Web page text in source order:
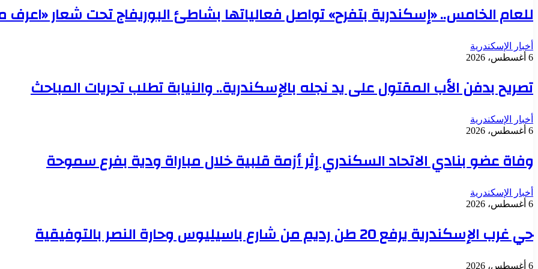
للعام الخامس.. «إسكندرية بتفرح» تواصل فعالياتها بشاطئ البوريفاج تحت شعار
أخبار الإسكندرية
6 أغسطس، 2026
تصريح بدفن الأب المقتول على يد نجله بالإسكندرية.. والنيابة تطلب تحريات المباحث
أخبار الإسكندرية
6 أغسطس، 2026
وفاة عضو بنادي الاتحاد السكندري إثر أزمة قلبية خلال مباراة ودية بفرع سموحة
أخبار الإسكندرية
6 أغسطس، 2026
حي غرب الإسكندرية يرفع 20 طن رديم من شارع باسيليوس وحارة النصر بالتوفيقية
6 أغسطس، 2026